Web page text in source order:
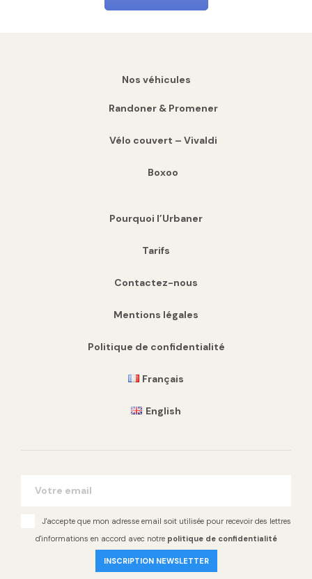
Nos véhicules
Randoner & Promener
Vélo couvert – Vivaldi
Boxoo
Pourquoi l’Urbaner
Tarifs
Contactez-nous
Mentions légales
Politique de confidentialité
Français
English
J'accepte que mon adresse email soit utilisée pour recevoir des lettres
d'informations en accord avec notre politique de confidentialité